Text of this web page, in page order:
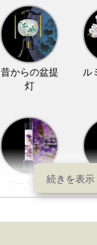
昔からの盆提
灯
ル
コードレス